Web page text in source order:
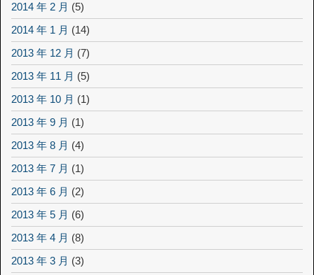
2014 年 2 月 (5)
2014 年 1 月 (14)
2013 年 12 月 (7)
2013 年 11 月 (5)
2013 年 10 月 (1)
2013 年 9 月 (1)
2013 年 8 月 (4)
2013 年 7 月 (1)
2013 年 6 月 (2)
2013 年 5 月 (6)
2013 年 4 月 (8)
2013 年 3 月 (3)